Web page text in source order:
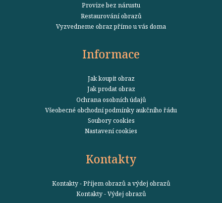
Provize bez nárustu
Restaurování obrazů
Vyzvedneme obraz přímo u vás doma
Informace
Jak koupit obraz
Jak prodat obraz
Ochrana osobních údajů
Všeobecné obchodní podmínky aukčního řádu
Soubory cookies
Nastavení cookies
Kontakty
Kontakty - Příjem obrazů a výdej obrazů
Kontakty - Výdej obrazů